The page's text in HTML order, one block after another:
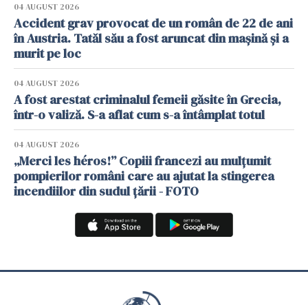
04 AUGUST 2026
Accident grav provocat de un român de 22 de ani
în Austria. Tatăl său a fost aruncat din mașină și a
murit pe loc
04 AUGUST 2026
A fost arestat criminalul femeii găsite în Grecia,
într-o valiză. S-a aflat cum s-a întâmplat totul
04 AUGUST 2026
„Merci les héros!” Copiii francezi au mulțumit
pompierilor români care au ajutat la stingerea
incendiilor din sudul țării - FOTO